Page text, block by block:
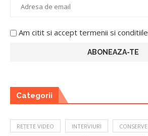
Am citit si accept termenii si conditiile
Categorii
REȚETE VIDEO INTERVIURI CONSERVE